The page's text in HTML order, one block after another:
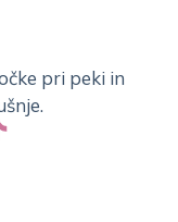
pri peki in